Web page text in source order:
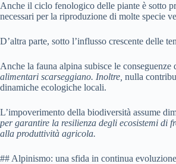
Anche il ciclo fenologico delle piante è sotto
necessari per la riproduzione di molte specie
D’altra parte, sotto l’influsso crescente delle
Anche la fauna alpina subisce le
alimentari scarseggiano. Inoltre, nulla
dinamiche ecologiche locali.
L’impoverimento della biodiversità assume
per garantire la resilienza degli ecosistemi di
alla produttività agricola.
## Alpinismo: una sfida in continua evoluzione